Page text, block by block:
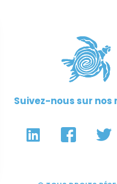
Suivez-nous sur nos